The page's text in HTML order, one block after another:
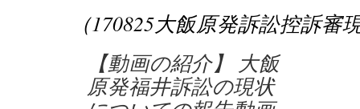
（170825大飯原発訴訟控訴審
【動画の紹介】 大飯
原発福井訴訟の現状